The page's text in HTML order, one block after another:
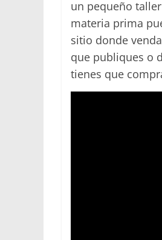
un pequeño
materia prima
sitio donde
que publiques o
tienes que